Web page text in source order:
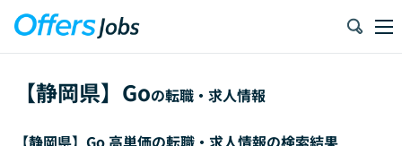
【静岡県】 Goの転職・求人情報
【静岡県】Go 高単価の転職・求人情報の検索結果